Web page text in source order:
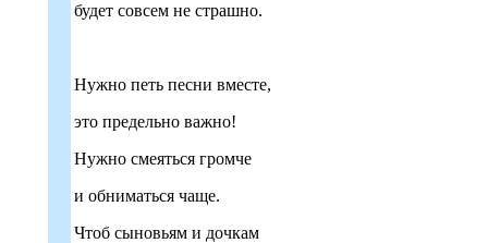
будет совсем не страшно.
Нужно петь песни вместе,
это предельно важно!
Нужно смеяться громче
и обниматься чаще.
Чтоб сыновьям и дочкам